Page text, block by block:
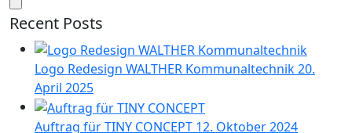
Recent Posts
Logo Redesign WALTHER Kommunaltechnik20.
April 2025
Auftrag für TINY CONCEPT 12. Oktober 2024